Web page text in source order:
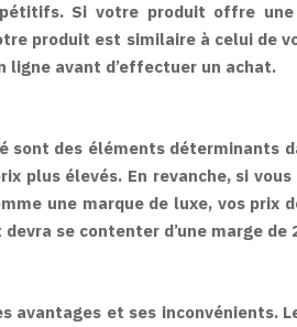
Si votre produit offre
produit est similaire à celui de
avant d’effectuer un achat.
des éléments déterminants
plus élevés. En revanche, si
une marque de luxe, vos
se contenter d’une marge de
et ses inconvénients.